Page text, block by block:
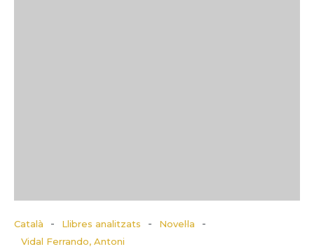
Català - Llibres analitzats - Novel·la -
Vidal Ferrando, Antoni